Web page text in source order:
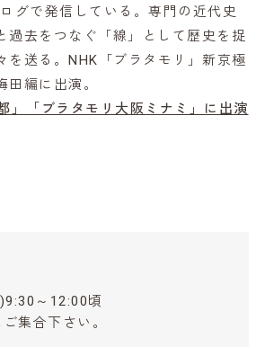
グで発信している。専門の近代史
過去をつなぐ「線」として歴史を捉
を送る。NHK「ブラタモリ」新京極
編に出演。
」
「ブラタモリ大阪ミナミ」に出演
～12:00頃
集合下さい。